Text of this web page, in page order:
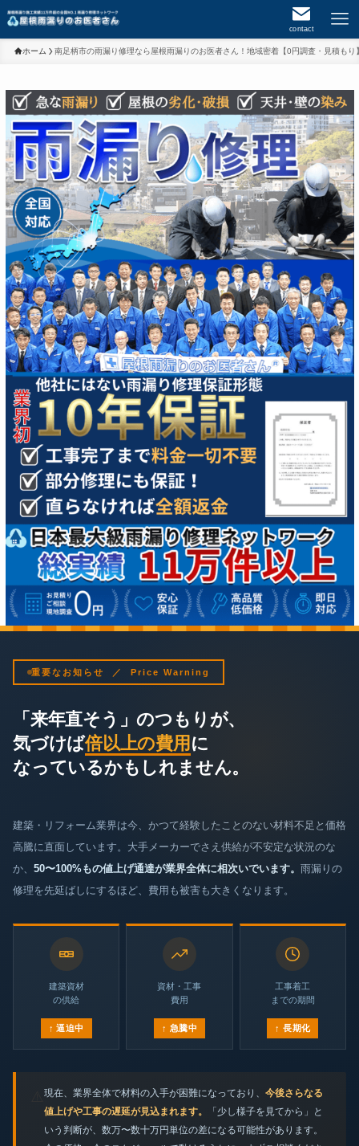
contact
ホーム 南足柄市の雨漏り修理なら屋根雨漏りのお医者さん！地域密着【0円調査・見積もり
重要なお知らせ ／ Price Warning
「来年直そう」のつもりが、
気づけば倍以上の費用 に
なっているかもしれません。
建築・リフォーム業界は今、かつて経験したことのない材料不足と価格
高騰に直面しています。大手メーカーでさえ供給が不安定な状況のな
か、 50〜100%もの値上げ通達が業界全体に相次いでいます。 雨漏りの
修理を先延ばしにするほど、費用も被害も大きくなります。
建築資材
の供給
↑ 逼迫中
資材・工事
費用
↑ 急騰中
工事着工
までの期間
↑ 長期化
現在、業界全体で材料の入手が困難になっており、 今後さらなる
値上げや工事の遅延が見込まれます。
「少し様子を見てから」と
いう判断が、数万〜数十万円単位の差になる可能性があります。